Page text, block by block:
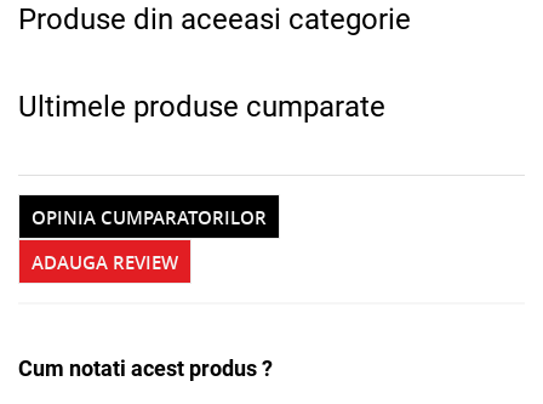
Produse din aceeasi categorie
Ultimele produse cumparate
ADAUGA REVIEW
OPINIA CUMPARATORILOR
Cum notati acest produs ?